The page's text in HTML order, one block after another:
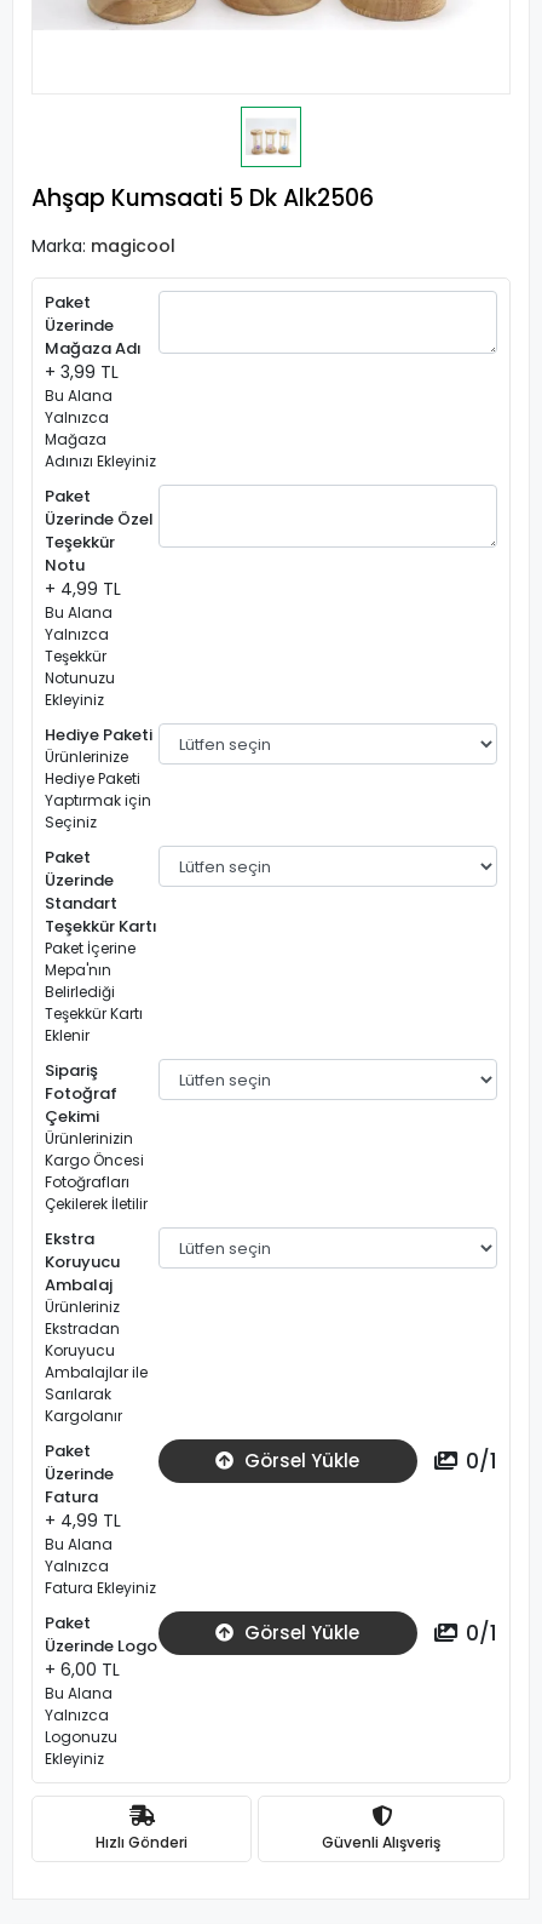
Ahşap Kumsaati 5 Dk Alk2506
Marka: magicool
Paket
Üzerinde
Mağaza Adı
+ 3,99 TL
Bu Alana
Yalnızca
Mağaza
Adınızı Ekleyiniz
Paket
Üzerinde Özel
Teşekkür
Notu
+ 4,99 TL
Bu Alana
Yalnızca
Teşekkür
Notunuzu
Ekleyiniz
Hediye Paketi
Ürünlerinize
Hediye Paketi
Yaptırmak için
Seçiniz
Paket
Üzerinde
Standart
Teşekkür Kartı
Paket İçerine
Mepa'nın
Belirlediği
Teşekkür Kartı
Eklenir
Sipariş
Fotoğraf
Çekimi
Ürünlerinizin
Kargo Öncesi
Fotoğrafları
Çekilerek İletilir
Ekstra
Koruyucu
Ambalaj
Ürünleriniz
Ekstradan
Koruyucu
Ambalajlar ile
Sarılarak
Kargolanır
Paket
Üzerinde
Fatura
+ 4,99 TL
Bu Alana
Yalnızca
Fatura Ekleyiniz
Görsel Yükle 0/1
Paket
Üzerinde Logo
+ 6,00 TL
Bu Alana
Yalnızca
Logonuzu
Ekleyiniz
Görsel Yükle 0/1
Hızlı Gönderi Güvenli Alışveriş